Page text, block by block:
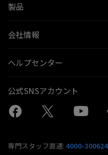
製品
会社情報
ヘルプセンター
公式SNSアカウント
専門スタッフ直通: 4000-300624